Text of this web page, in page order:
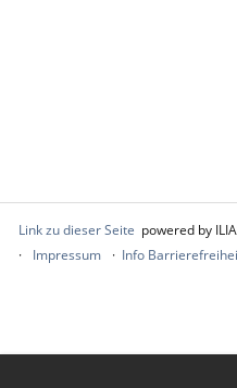
Link zu dieser Seite powered by
Impressum
Info